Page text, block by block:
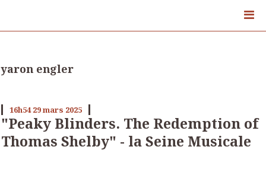
yaron engler
16h54 29mars 2025
"Peaky Blinders. The Redemption of
Thomas Shelby" - la Seine Musicale